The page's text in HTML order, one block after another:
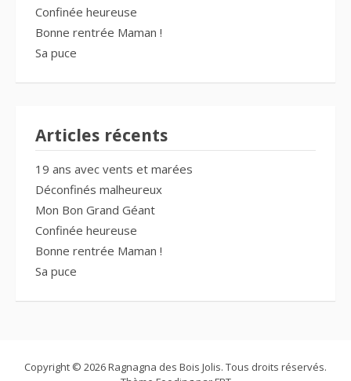
Confinée heureuse
Bonne rentrée Maman !
Sa puce
Articles récents
19 ans avec vents et marées
Déconfinés malheureux
Mon Bon Grand Géant
Confinée heureuse
Bonne rentrée Maman !
Sa puce
Copyright © 2026 Ragnagna des Bois Jolis. Tous droits réservés.